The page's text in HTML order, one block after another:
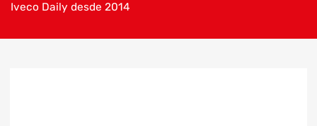
Iveco Daily desde 2014